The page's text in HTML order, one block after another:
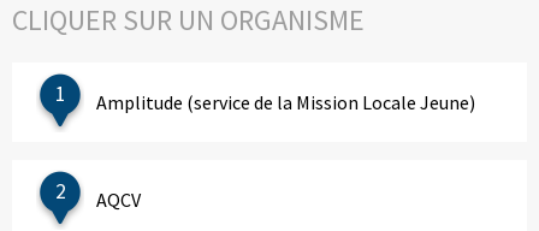
CLIQUER SUR UN ORGANISME
1 Amplitude (service de la Mission Locale Jeune)
2 AQCV